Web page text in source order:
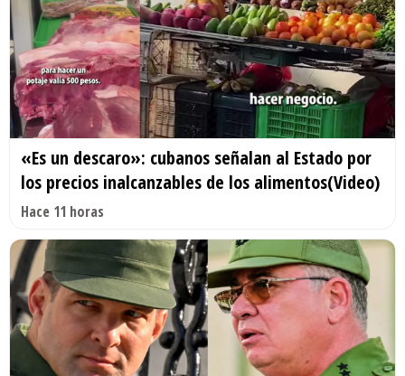
«Es un descaro»: cubanos señalan al Estado por
los precios inalcanzables de los alimentos(Video)
Hace 11 horas